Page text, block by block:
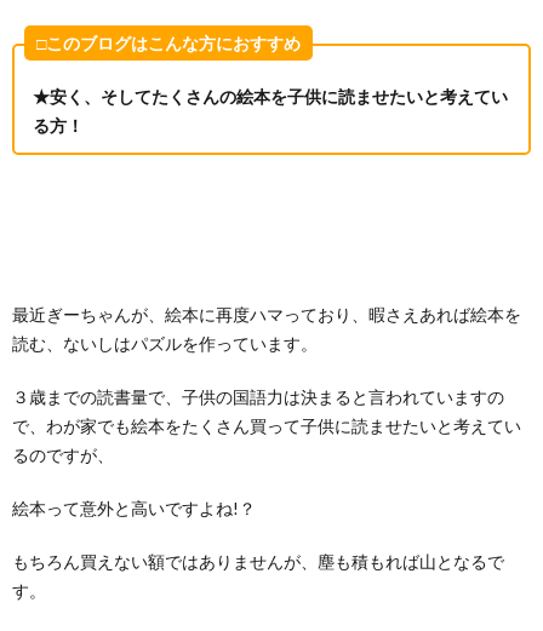
□このブログはこんな方におすすめ
★安く、そしてたくさんの絵本を子供に読ませたいと考えてい
る方！
最近ぎーちゃんが、絵本に再度ハマっており、暇さえあれば絵本を
読む、ないしはパズルを作っています。
３歳までの読書量で、子供の国語力は決まると言われていますの
で、わが家でも絵本をたくさん買って子供に読ませたいと考えてい
るのですが、
絵本って意外と高いですよね!？
もちろん買えない額ではありませんが、塵も積もれば山となるで
す。